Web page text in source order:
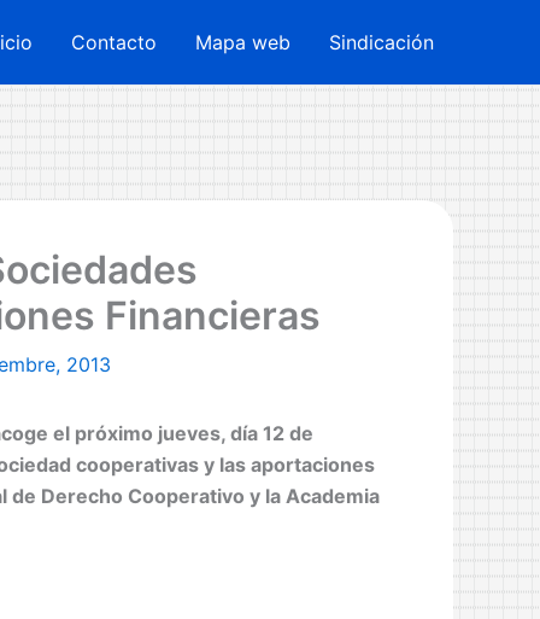
Contacto Mapa web Sindicación
Financieras
2013
el próximo jueves, día 12 de
cooperativas y las aportaciones
Derecho Cooperativo y la Academia